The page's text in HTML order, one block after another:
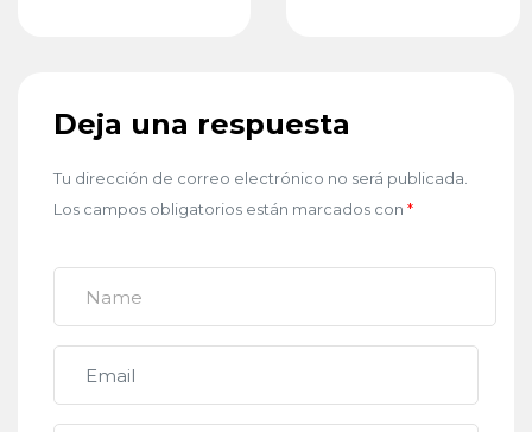
Deja una respuesta
Tu dirección de correo electrónico no será publicada.
Los campos obligatorios están marcados con *